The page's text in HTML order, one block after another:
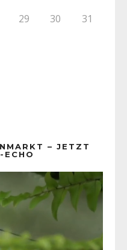
29 30 31
– JETZT
ECHO